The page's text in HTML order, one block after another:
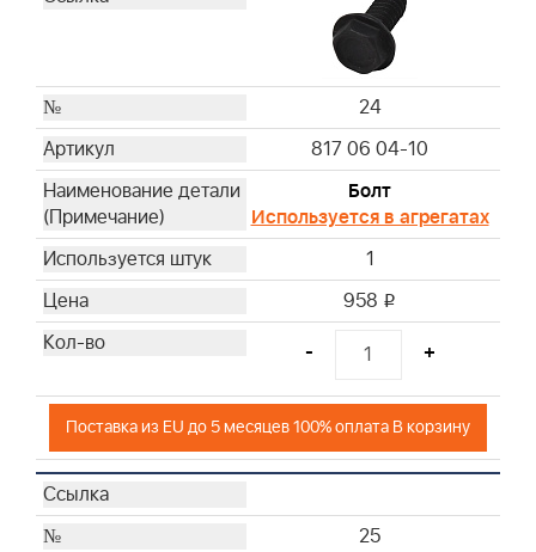
24
817 06 04-10
Болт
Используется в агрегатах
1
958 i
- +
Поставка из EU до 5 месяцев 100% оплата В корзину
25